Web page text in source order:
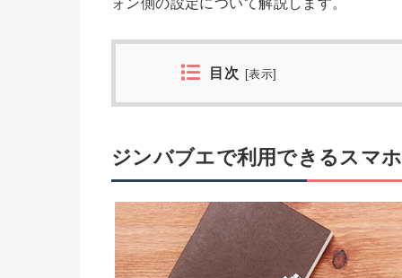
目次 [表示
ジンバブエで利用できるスマ